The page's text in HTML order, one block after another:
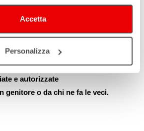
Accetta
Personalizza
residenti in Emilia-Romagna. Il
retribuito.
per i minorenni
e autorizzate
genitore o da chi ne fa le veci.